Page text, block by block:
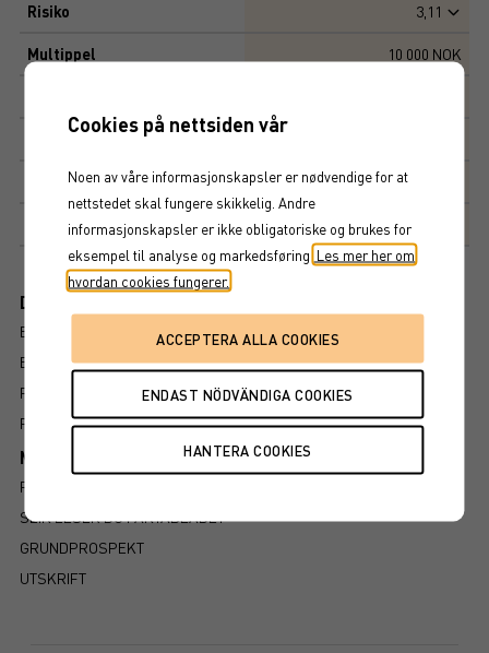
Risiko 3,11
Multippel 10 000 NOK
Kapitalbeskyttelse
Avkastningsfaktor
Markedsplass NASDAQ STOCKHOLM AB
Dokument
BROSJYRE
ENDELIGE VILKÅR
PROSPEKT
FAKTABLAD
Mer information om produkten
RISIKO
SLIK LESER DU FAKTABLADET
GRUNDPROSPEKT
UTSKRIFT
Cookies på nettsiden vår
Noen av våre informasjonskapsler er nødvendige for at
nettstedet skal fungere skikkelig. Andre
informasjonskapsler er ikke obligatoriske og brukes for
eksempel til analyse og markedsføring. Les mer her om
hvordan cookies fungerer.